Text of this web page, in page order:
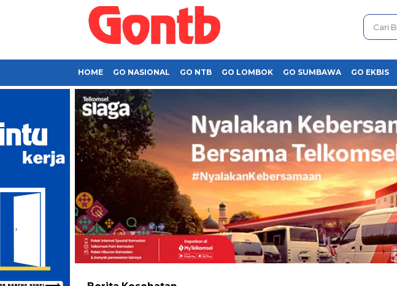
HOME GO NASIONAL GO NTB GO LOMBOK GO SUMBAWA GO EKBIS